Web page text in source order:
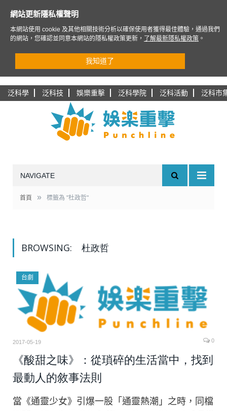
泛科學 泛科技 娛樂重擊 泛科學院 泛科活動 泛科市
NAVIGATE
首頁 » 標籤為 "杜政哲"
BROWSING: 杜政哲
台劇
2017-05-19 0
《酸甜之味》：從瑣碎的生活當中，找到
最動人的敘事法則
當《通靈少女》引爆一股「通靈熱潮」之時，同檔
網站更新隱私權聲明
本網站使用 cookie 及其他相關技術分析以確保使用者獲得最佳體驗，通過我們
的網站，您確認並同意本網站的隱私權政策更新，
了解最新隱私權政策 。
我知道了